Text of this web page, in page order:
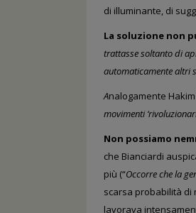
di illuminante, di
La soluzione non
trattasse soltanto di
automaticamente altri
Analogamente
movimenti
Non possiamo
che Bianciardi
più (“Occorre che la
scarsa probabilità di
lavorava